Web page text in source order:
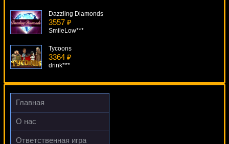
Dazzling Diamonds
3557 ₽
SmileLow***
Tycoons
3364 ₽
drink***
Робинзон
1518 ₽
Главная
О нас
Ответственная игра